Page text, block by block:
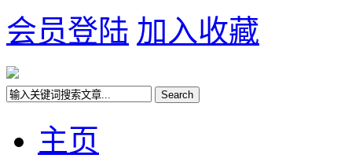
会员登陆 加入收藏
主页